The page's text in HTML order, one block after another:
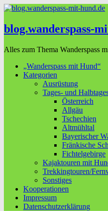
blog.wanderspass-
Alles zum Thema Wanderspass
„Wanderspass mit Hund“
Kategorien
Ausrüstung
Tages- und
Österreich
Allgäu
Tschechien
Altmühltal
Bayerischer
Fränkische
Fichtelgebirge
Kajaktouren mit
Trekkingtouren/
Sonstiges
Kooperationen
Impressum
Datenschutzerklärung